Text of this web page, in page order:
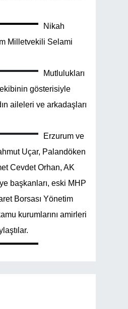
Nikah
Milletvekili Selami
Mutlulukları
gösterisiyle
aileleri ve arkadaşları
Erzurum ve
Uçar, Palandöken
Cevdet Orhan, AK
başkanları, eski MHP
Borsası Yönetim
kurumlarını amirleri